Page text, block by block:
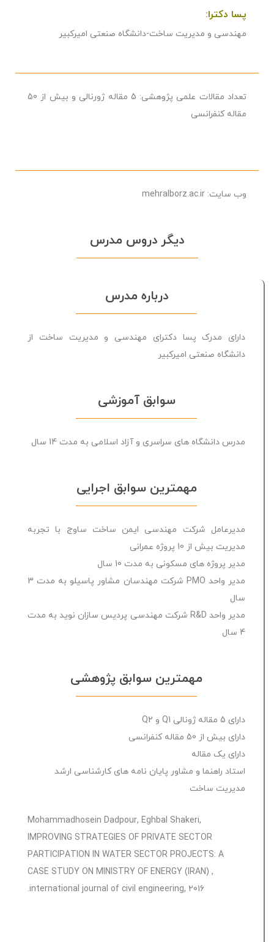
پسا دکترا:
مهندسی و مدیریت ساخت-دانشگاه صنعتی امیرکبیر
تعداد مقالات علمی پژوهشی:
5 مقاله ژورنالی و بیش از 50
مقاله کنفرانسی
وب سایت: mehralborz.ac.ir
ديگر دروس مدرس
بدون
امتیاز
رای
24 ساعت
2,000,000 تومان
دوره پیشرفته نرم افزار MSP
بدون
رای
درباره مدرس
دارای مدرک پسا دکترای مهندسی و مدیریت ساخت از
دانشگاه صنعتی امیرکبیر
سوابق آموزشی
مدرس دانشگاه های سراسری و آزاد اسلامی به مدت 14 سال
مهمترین سوابق اجرایی
مدیرعامل شرکت مهندسی ایمن ساخت ساوج با تجربه
مدیریت بیش از 10 پروژه عمرانی
مدیر پروژه های مسکونی به مدت 10 سال
مدیر واحد PMO شرکت مهندسان مشاور پاسیلو به مدت 3
سال
مدیر واحد R&D شرکت مهندسی پردیس سازان نوید به مدت
4 سال
مهمترین سوابق پژوهشی
دارای 5 مقاله ژونالی Q1 و Q2
دارای بیش از 50 مقاله کنفرانسی
دارای یک مقاله
استاد راهنما و مشاور پایان نامه های کارشناسی ارشد
مدیریت ساخت
Mohammadhosein Dadpour, Eghbal Shakeri,
IMPROVING STRATEGIES OF PRIVATE SECTOR
PARTICIPATION IN WATER SECTOR PROJECTS: A
CASE STUDY ON MINISTRY OF ENERGY (IRAN) ,
international journal of civil engineering, 2016.